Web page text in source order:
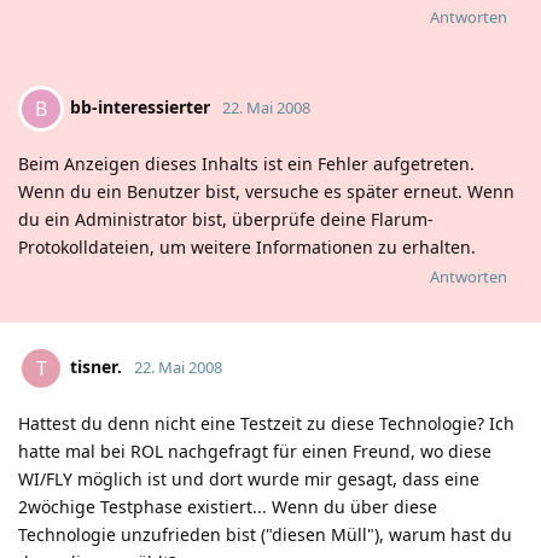
Antworten
B bb-interessierter 22. Mai 2008
Beim Anzeigen dieses Inhalts ist ein Fehler aufgetreten.
Wenn du ein Benutzer bist, versuche es später erneut. Wenn
du ein Administrator bist, überprüfe deine Flarum-
Protokolldateien, um weitere Informationen zu erhalten.
Antworten
T tisner. 22. Mai 2008
Hattest du denn nicht eine Testzeit zu diese Technologie? Ich
hatte mal bei ROL nachgefragt für einen Freund, wo diese
WI/FLY möglich ist und dort wurde mir gesagt, dass eine
2wöchige Testphase existiert... Wenn du über diese
Technologie unzufrieden bist ("diesen Müll"), warum hast du